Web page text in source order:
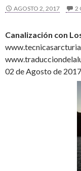
AGOSTO 2, 2017 2
Canalización con
02 de Agosto de 2017